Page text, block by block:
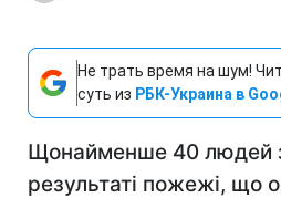
Не трать время на шум!
суть из РБК-Украина в
Щонайменше 40 людей
результаті пожежі, що